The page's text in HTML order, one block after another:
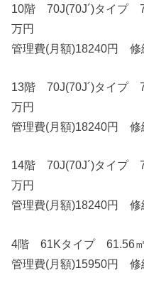
10階 70J(70J´)タイプ
万円
管理費(月額)18240円 修
13階 70J(70J´)タイプ
万円
管理費(月額)18240円 修
14階 70J(70J´)タイプ
万円
管理費(月額)18240円 修
4階 61Kタイプ 61.56
管理費(月額)15950円 修